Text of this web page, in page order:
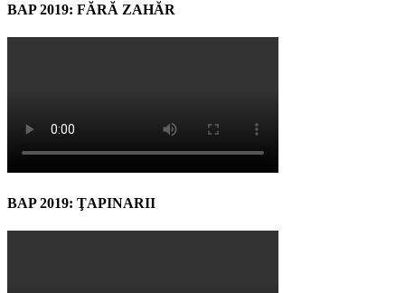
BAP 2019: FĂRĂ ZAHĂR
BAP 2019: ŢAPINARII